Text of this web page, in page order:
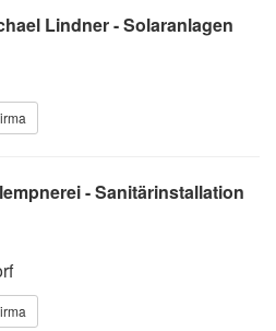
Lindner - Solaranlagen
- Sanitärinstallation